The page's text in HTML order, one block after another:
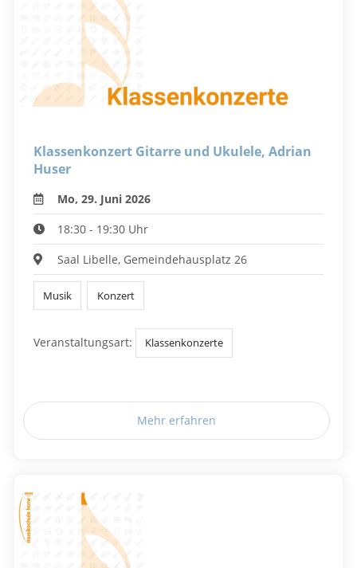
Klassenkonzert Gitarre und Ukulele, Adrian
Huser
Mo, 29. Juni 2026
18:30 - 19:30 Uhr
Saal Libelle, Gemeindehausplatz 26
Musik Konzert
Veranstaltungsart: Klassenkonzerte
Mehr erfahren